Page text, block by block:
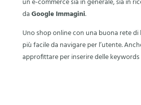
daGoogle Immagini.
Uno shop online con una buona rete
più facile da navigare per l’utente.
approfittare per inserire delle